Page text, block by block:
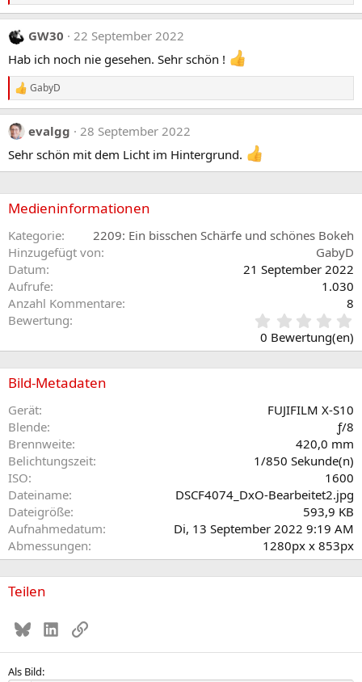
e
n
:
e
a
k
i
o
n
e
n
:
GW30
22 September 2022
Hab ich noch nie gesehen. Sehr schön !
R
e
a
k
i
o
e
n
GabyD
evalgg
28 September 2022
Sehr schön mit dem Licht im Hintergrund.
Medieninformationen
Kategorie
2209: Ein bisschen Schärfe und schönes Bokeh
Hinzugefügt von
GabyD
Datum
21 September 2022
Aufrufe
1.030
Anzahl Kommentare
8
Bewertung
0
0
0 Bewertung(en)
Bild-Metadaten
Gerät
FUJIFILM X-S10
Blende
ƒ/8
Brennweite
420,0 mm
Belichtungszeit
1/850 Sekunde(n)
ISO
1600
Dateiname
DSCF4074_DxO-Bearbeitet2.jpg
Dateigröße
593,9 KB
Aufnahmedatum
Di, 13 September 2022 9:19 AM
Abmessungen
1280px x 853px
Teilen
BlueskyLinkedIn
Link
Als Bild